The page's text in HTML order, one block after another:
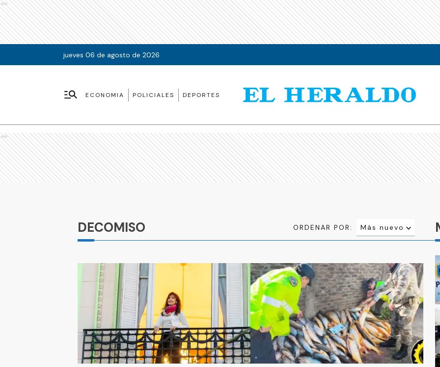
Ads
jueves 06 de agosto de 2026
ECONOMIA POLICIALES DEPORTES
Ads
DECOMISO ORDENAR POR:
Más nuevo
Relevancia